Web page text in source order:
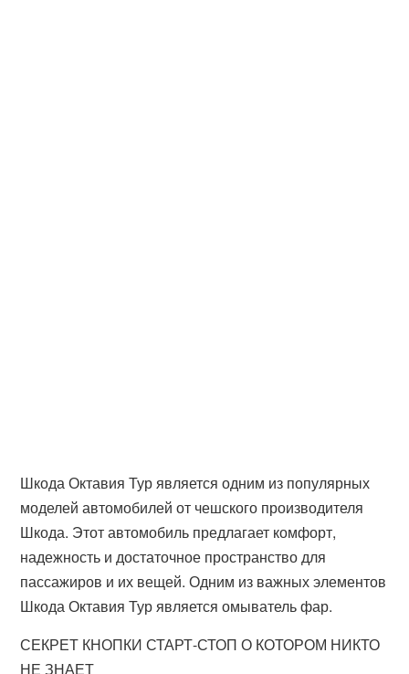
Шкода Октавия Тур является одним из популярных
моделей автомобилей от чешского производителя
Шкода. Этот автомобиль предлагает комфорт,
надежность и достаточное пространство для
пассажиров и их вещей. Одним из важных элементов
Шкода Октавия Тур является омыватель фар.
СЕКРЕТ КНОПКИ СТАРТ-СТОП О КОТОРОМ НИКТО
НЕ ЗНАЕТ